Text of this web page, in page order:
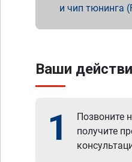
и чип тюнинга
Ваши
1 Позвоните
получите